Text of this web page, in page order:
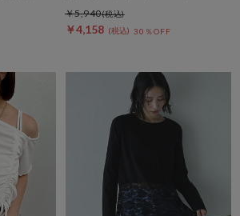
￥4,158 30％OFF
￥5,940